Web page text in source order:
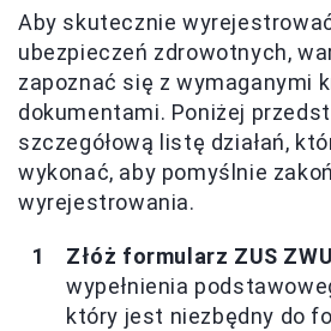
Aby skutecznie
ubezpieczeń zdrowotnych,
zapoznać się z wymaganymi
dokumentami. Poniżej
szczegółową listę działań,
wykonać, aby pomyślnie
wyrejestrowania.
Złóż formularz ZUS
wypełnienia
który jest niezbędny do